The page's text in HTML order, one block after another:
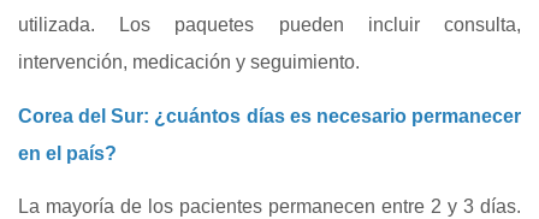
utilizada. Los paquetes pueden incluir consulta,
intervención, medicación y seguimiento.
Corea del Sur: ¿cuántos días es necesario permanecer
en el país?
La mayoría de los pacientes permanecen entre 2 y 3 días.